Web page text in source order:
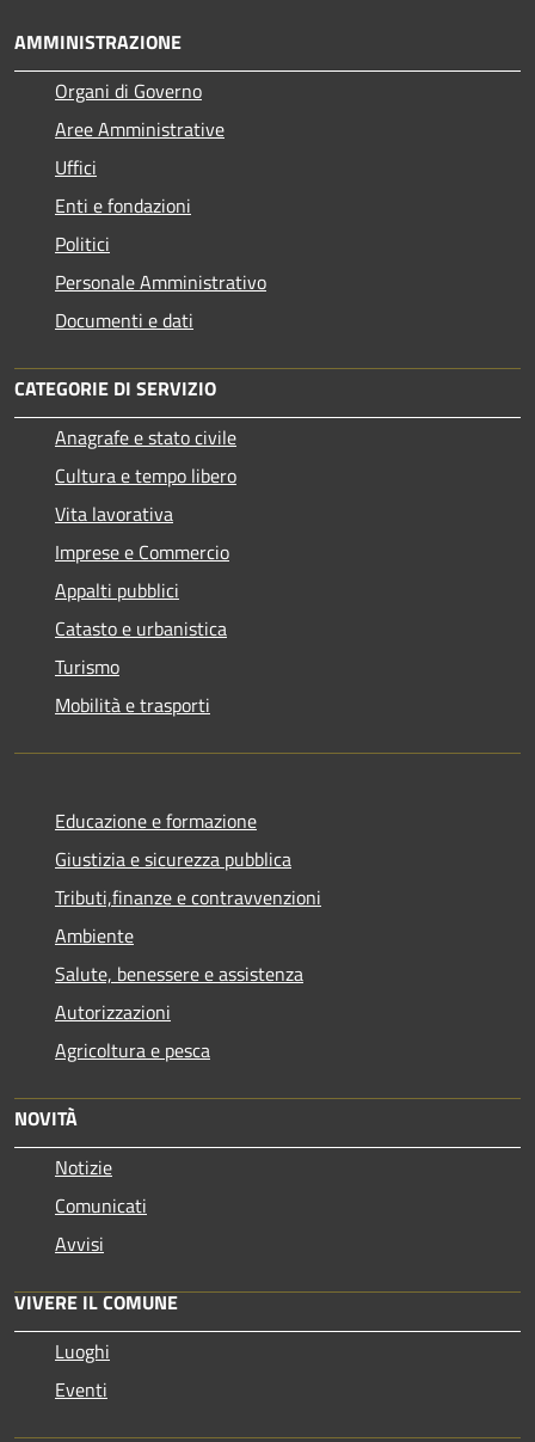
AMMINISTRAZIONE
Organi di Governo
Aree Amministrative
Uffici
Enti e fondazioni
Politici
Personale Amministrativo
Documenti e dati
CATEGORIE DI SERVIZIO
Anagrafe e stato civile
Cultura e tempo libero
Vita lavorativa
Imprese e Commercio
Appalti pubblici
Catasto e urbanistica
Turismo
Mobilità e trasporti
Educazione e formazione
Giustizia e sicurezza pubblica
Tributi,finanze e contravvenzioni
Ambiente
Salute, benessere e assistenza
Autorizzazioni
Agricoltura e pesca
NOVITÀ
Notizie
Comunicati
Avvisi
VIVERE IL COMUNE
Luoghi
Eventi